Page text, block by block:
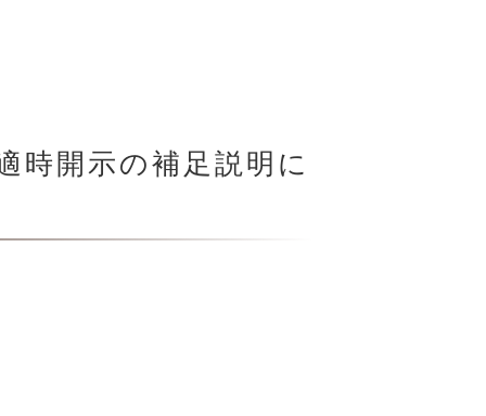
時開示の補足説明に